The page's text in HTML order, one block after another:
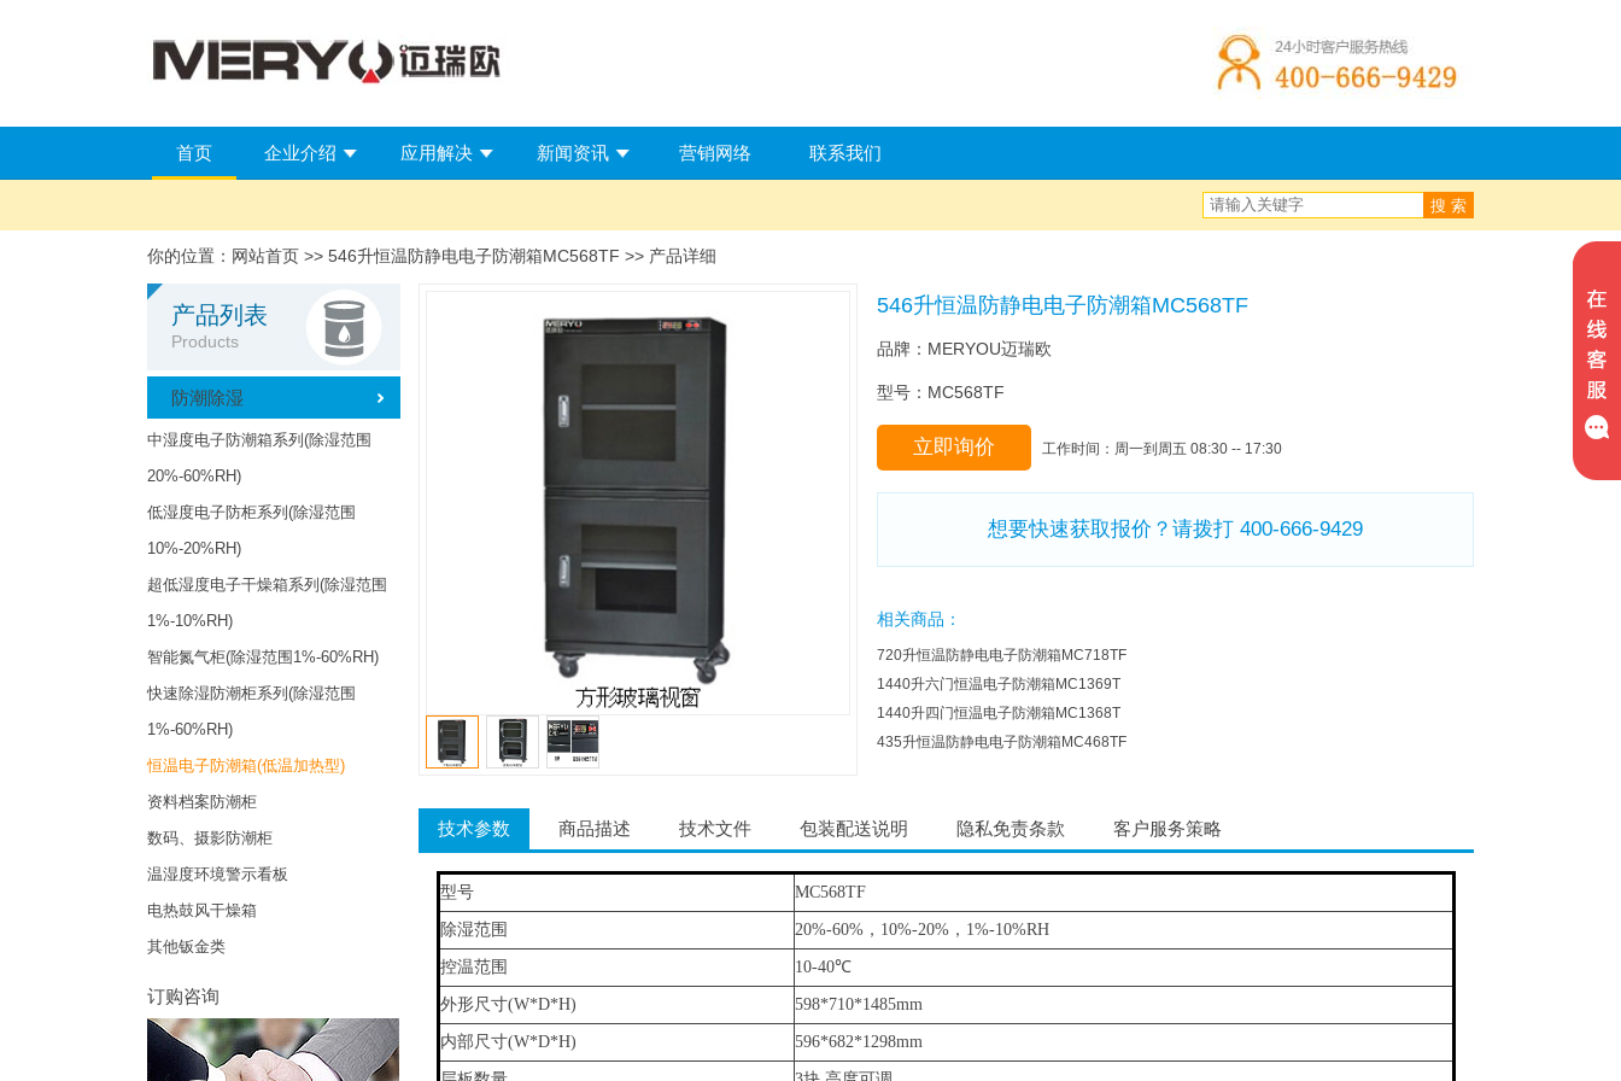
首页 企业介绍 应用解决 新闻资讯 营销网络 联系我们
搜 索
你的位置： 网站首页 >> 546升恒温防静电电子防潮箱MC568TF >> 产品详细
产品列表
Products
防潮除湿
中湿度电子防潮箱系列(除湿范围
20%-60%RH)
低湿度电子防柜系列(除湿范围
10%-20%RH)
超低湿度电子干燥箱系列(除湿范围
1%-10%RH)
智能氮气柜(除湿范围1%-60%RH)
快速除湿防潮柜系列(除湿范围
1%-60%RH)
恒温电子防潮箱(低温加热型)
资料档案防潮柜
数码、摄影防潮柜
温湿度环境警示看板
电热鼓风干燥箱
其他钣金类
订购咨询
546升恒温防静电电子防潮箱MC568TF
品牌：MERYOU迈瑞欧
型号：MC568TF
立即询价 工作时间：周一到周五 08:30 -- 17:30
想要快速获取报价？请拨打 400-666-9429
相关商品：
720升恒温防静电电子防潮箱MC718TF
1440升六门恒温电子防潮箱MC1369T
1440升四门恒温电子防潮箱MC1368T
435升恒温防静电电子防潮箱MC468TF
技术参数 商品描述 技术文件 包装配送说明 隐私免责条款 客户服务策略
型号 MC568TF
除湿范围 20%-60%，10%-20%，1%-10%RH
控温范围 10-40℃
外形尺寸(W*D*H) 598*710*1485mm
内部尺寸(W*D*H) 596*682*1298mm